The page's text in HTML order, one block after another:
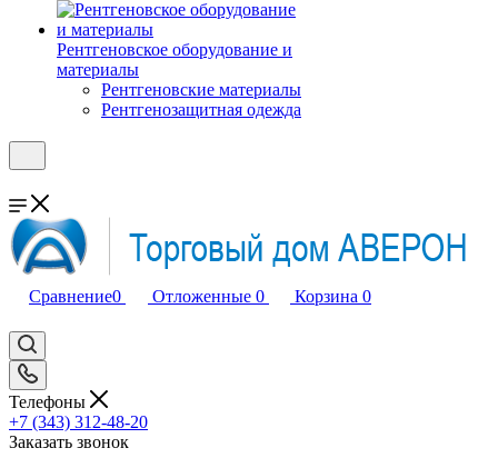
Рентгеновское оборудование и
материалы
Рентгеновские материалы
Рентгенозащитная одежда
Сравнение0 Отложенные 0 Корзина 0
Телефоны
+7 (343) 312-48-20
Заказать звонок